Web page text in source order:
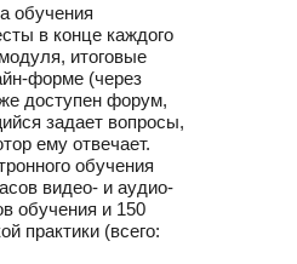
обучения
в конце каждого
итоговые
форме (через
доступен форум,
задает вопросы,
ему отвечает.
обучения
видео- и аудио-
обучения и 150
практики (всего: